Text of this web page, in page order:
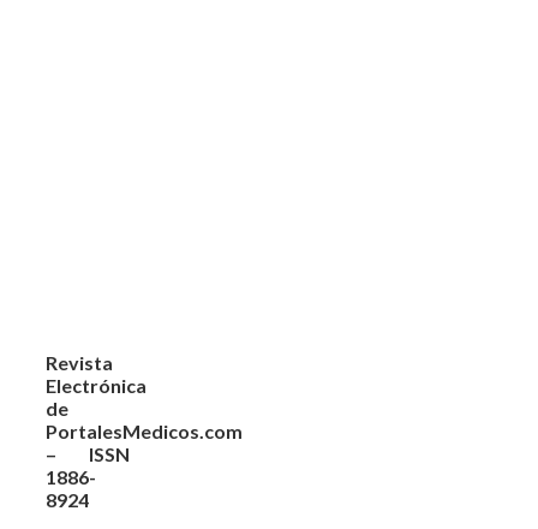
Revista
Electrónica
de
PortalesMedicos.com
– ISSN
1886-
8924